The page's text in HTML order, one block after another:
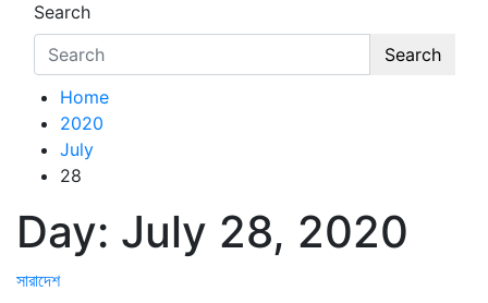
Search
Search
Home
2020
July
28
Day: July 28, 2020
সারাদেশ